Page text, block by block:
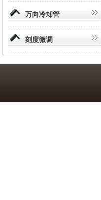
万向冷却管
刻度微调